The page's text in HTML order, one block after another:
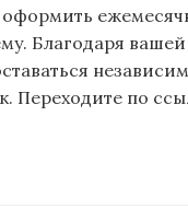
Благодаря
Переходите по